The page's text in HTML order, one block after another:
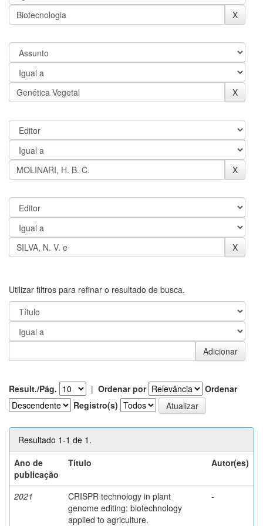
Utilizar filtros para refinar o resultado de busca.
Result./Pág. | Ordenar por
Ordenar
Registro(s)
Resultado 1-1 de 1.
Ano de
publicação
Título Autor(es)
2021
CRISPR technology in plant
genome editing: biotechnology
applied to agriculture.
-